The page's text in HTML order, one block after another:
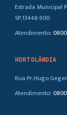
Estrada Municipal
SP, 13448-900
Atendimento:
HORTOLÂNDIA
Rua Pr. Hugo
Atendimento: